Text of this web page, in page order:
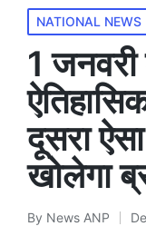
Posted
in
NATIONAL NEWS
1
दूसरा
खोलेगा
Posted
By News ANP